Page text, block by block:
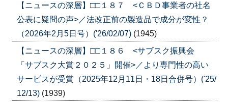
【ニュースの深層】□□１８７ <ＣＢＤ事業者の社名
公表に疑問の声>／法改正前の製造品で成分が変性？
（2026年2月5日号）('26/02/07) (1945)
【ニュースの深層】□□１８６ <サブスク振興会
「サブスク大賞２０２５」開催>／より専門性の高い
サービスが受賞（2025年12月11日・18日合併号）('25/
12/13) (1939)